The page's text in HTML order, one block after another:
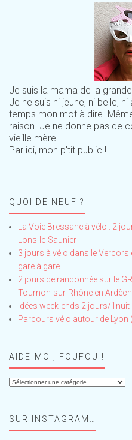
Je suis la mama de la
Je ne suis ni jeune, ni belle,
temps mon mot à dire.
raison. Je ne donne pas de
vieille mère
Par ici, mon p'tit public !
QUOI DE NEUF ?
La Voie Bressane à vélo : 2
Lons-le-Saunier
3 jours à vélo dans le
gare à gare
2 jours de randonnée sur le
Tournon-sur-Rhône en
Idées week-ends 2 jours/
Parcours vélo autour de Lyon
AIDE-MOI, FOUFOU !
Aide-
!SUR INSTAGRAM…